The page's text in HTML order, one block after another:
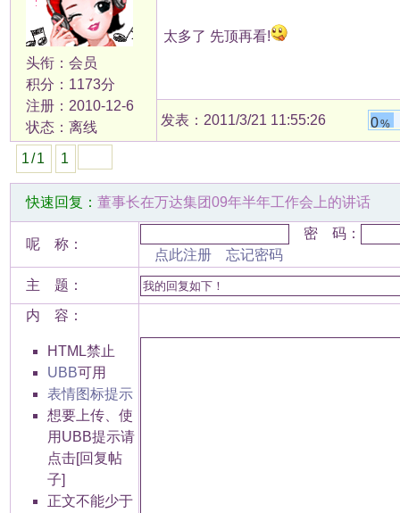
头衔：会员
积分：1173分
注册：2010-12-6
状态：离线
太多了 先顶再看!
发表：2011/3/21 11:55:26 0%
1/1 1
快速回复： 董事长在万达集团09年半年工作会上的讲话
呢 称：
密 码：
点此注册
忘记密码
主 题：
内 容：
HTML禁止
UBB可用
表情图标提示
想要上传、使
用UBB提示请
点击[回复帖
子]
正文不能少于